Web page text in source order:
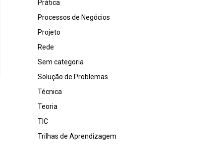
Prática
Processos de Negócios
Projeto
Rede
Sem categoria
Solução de Problemas
Técnica
Teoria
TIC
Trilhas de Aprendizagem